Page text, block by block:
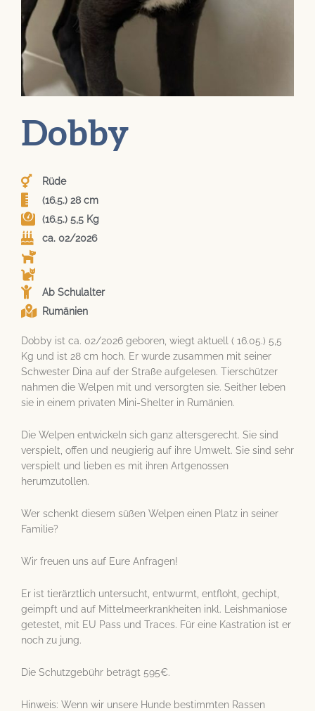
Dobby
Rüde
(16.5.) 28 cm
(16.5.) 5,5 Kg
ca. 02/2026
Ab Schulalter
Rumänien
Dobby ist ca. 02/2026 geboren, wiegt aktuell ( 16.05.) 5,5
Kg und ist 28 cm hoch. Er wurde zusammen mit seiner
Schwester Dina auf der Straße aufgelesen. Tierschützer
nahmen die Welpen mit und versorgten sie. Seither leben
sie in einem privaten Mini-Shelter in Rumänien.
Die Welpen entwickeln sich ganz altersgerecht. Sie sind
verspielt, offen und neugierig auf ihre Umwelt. Sie sind sehr
verspielt und lieben es mit ihren Artgenossen
herumzutollen.
Wer schenkt diesem süßen Welpen einen Platz in seiner
Familie?
Wir freuen uns auf Eure Anfragen!
Er ist tierärztlich untersucht, entwurmt, entfloht, gechipt,
geimpft und auf Mittelmeerkrankheiten inkl. Leishmaniose
getestet, mit EU Pass und Traces. Für eine Kastration ist er
noch zu jung.
Die Schutzgebühr beträgt 595€.
Hinweis: Wenn wir unsere Hunde bestimmten Rassen